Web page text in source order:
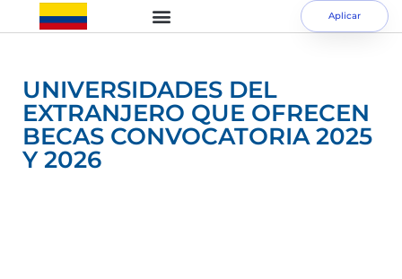
Aplicar
UNIVERSIDADES DEL
EXTRANJERO QUE OFRECEN
BECAS CONVOCATORIA 2025
Y 2026